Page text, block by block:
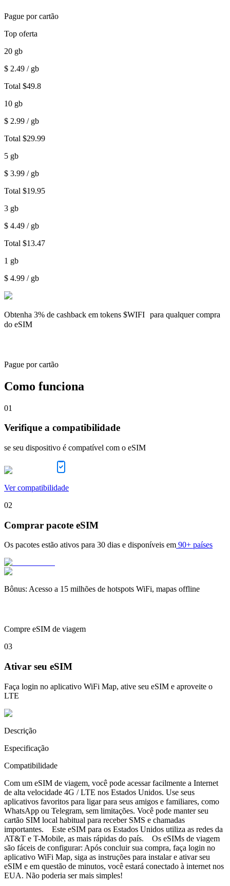
Pague por cartão
Top oferta
20 gb
$ 2.49 / gb
Total $49.8
10 gb
$ 2.99 / gb
Total $29.99
5 gb
$ 3.99 / gb
Total $19.95
3 gb
$ 4.49 / gb
Total $13.47
1 gb
$ 4.99 / gb
Obtenha 3% de cashback em tokens $WIFI para qualquer compra
do eSIM
Pague por cartão
Como funciona
01
Verifique a compatibilidade
se seu dispositivo é compatível com o eSIM
Ver compatibilidade
02
Comprar pacote eSIM
Os pacotes estão ativos para 30 dias e disponíveis em 90+ países
Bônus: Acesso a 15 milhões de hotspots WiFi, mapas offline
Compre eSIM de viagem
03
Ativar seu eSIM
Faça login no aplicativo WiFi Map, ative seu eSIM e aproveite o
LTE
Descrição
Especificação
Compatibilidade
Com um eSIM de viagem, você pode acessar facilmente a Internet
de alta velocidade 4G / LTE nos Estados Unidos. Use seus
aplicativos favoritos para ligar para seus amigos e familiares, como
WhatsApp ou Telegram, sem limitações. Você pode manter seu
cartão SIM local habitual para receber SMS e chamadas
importantes. Este eSIM para os Estados Unidos utiliza as redes da
AT&T e T-Mobile, as mais rápidas do país. Os eSIMs de viagem
são fáceis de configurar: Após concluir sua compra, faça login no
aplicativo WiFi Map, siga as instruções para instalar e ativar seu
eSIM e em questão de minutos, você estará conectado à internet nos
EUA. Não poderia ser mais simples!